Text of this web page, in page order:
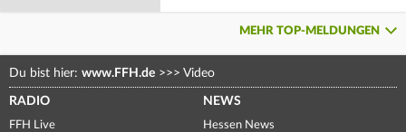
MEHR TOP-MELDUNGEN
Du bist hier: www.FFH.de >>> Video
RADIO
FFH Live
NEWS
Hessen News